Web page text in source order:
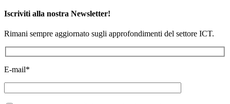
Iscriviti alla nostra Newsletter!
Rimani sempre aggiornato sugli approfondimenti del settore ICT.
E-mail*